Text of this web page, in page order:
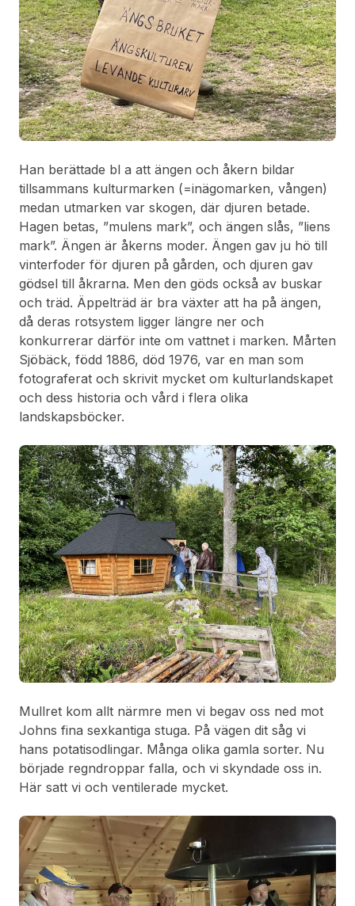
Han berättade bl a att ängen och åkern bildar
tillsammans kulturmarken (=inägomarken, vången)
medan utmarken var skogen, där djuren betade.
Hagen betas, ”mulens mark”, och ängen slås, ”liens
mark”. Ängen är åkerns moder. Ängen gav ju hö till
vinterfoder för djuren på gården, och djuren gav
gödsel till åkrarna. Men den göds också av buskar
och träd. Äppelträd är bra växter att ha på ängen,
då deras rotsystem ligger längre ner och
konkurrerar därför inte om vattnet i marken. Mårten
Sjöbäck, född 1886, död 1976, var en man som
fotograferat och skrivit mycket om kulturlandskapet
och dess historia och vård i flera olika
landskapsböcker.
Mullret kom allt närmre men vi begav oss ned mot
Johns fina sexkantiga stuga. På vägen dit såg vi
hans potatisodlingar. Många olika gamla sorter. Nu
började regndroppar falla, och vi skyndade oss in.
Här satt vi och ventilerade mycket.